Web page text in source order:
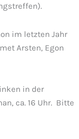
im letzten Jahr
Arsten, Egon
in der
ca. 16 Uhr. Bitte